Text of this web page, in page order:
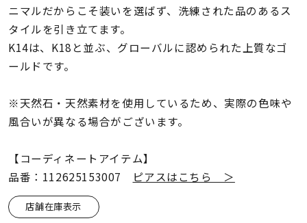
レディース
リングサイズ
リングサイズ
～
価格 ¥0
在庫
ニマルだからこそ装いを選ばず、洗練された品のあるス
タイルを引き立てます。
K14は、K18と並ぶ、グローバルに認められた上質なゴ
ールドです。
※天然石・天然素材を使用しているため、実際の色味や
風合いが異なる場合がございます。
【コーディネートアイテム】
品番：112625153007
ピアスはこちら ＞
店舗在庫表示